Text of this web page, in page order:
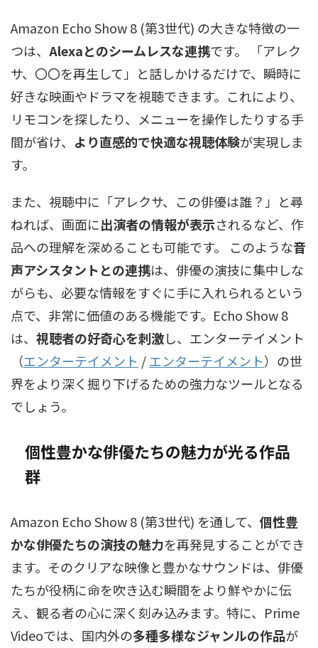
Amazon Echo Show 8 (第3世代) の大きな特徴の一
つは、 Alexaとのシームレスな連携です。 「アレク
サ、〇〇を再生して」と話しかけるだけで、瞬時に
好きな映画やドラマを視聴できます。これにより、
リモコンを探したり、メニューを操作したりする手
間が省け、 より直感的で快適な視聴体験が実現しま
す。
また、視聴中に「アレクサ、この俳優は誰？」と尋
ねれば、画面に出演者の情報が表示されるなど、作
品への理解を深めることも可能です。 このような音
声アシスタントとの連携は、俳優の演技に集中しな
がらも、必要な情報をすぐに手に入れられるという
点で、非常に価値のある機能です。Echo Show 8
は、 視聴者の好奇心を刺激し、 エンターテイメント
（エンターテイメント /エンターテイメント） の世
界をより深く掘り下げるための強力なツールとなる
でしょう。
個性豊かな俳優たちの魅力が光る作品
群
Amazon Echo Show 8 (第3世代) を通して、 個性豊
かな俳優たちの演技の魅力を再発見することができ
ます。そのクリアな映像と豊かなサウンドは、俳優
たちが役柄に命を吹き込む瞬間をより鮮やかに伝
え、観る者の心に深く刻み込みます。特に、Prime
Videoでは、国内外の多種多様なジャンルの作品が